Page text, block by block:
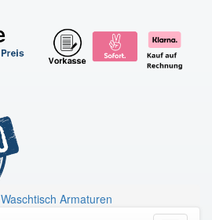
Waschtisch Armaturen